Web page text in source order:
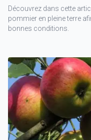
Découvrez dans cette
pommier en pleine terre
bonnes conditions.